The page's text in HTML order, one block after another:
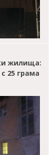
жилища:
25 грама